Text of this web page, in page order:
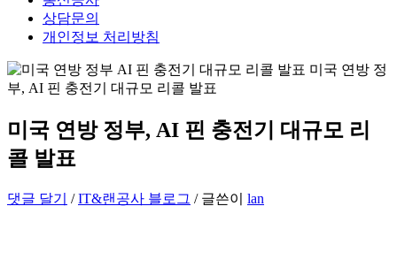
상담문의
개인정보 처리방침
미국 연방 정부, AI 핀 충전기 대규모 리
콜 발표
댓글 달기 /IT&랜공사 블로그 / 글쓴이 lan